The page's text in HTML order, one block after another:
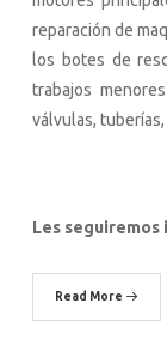
reparación de
los botes de
trabajos
válvulas,
Les seguiremos
Read More